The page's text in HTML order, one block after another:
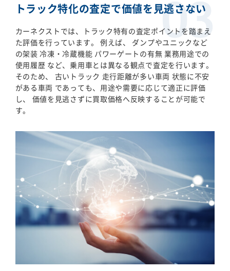
トラック特化の査定で価値を見逃さない
カーネクストでは、トラック特有の査定ポイントを踏まえ
た評価を行っています。 例えば、 ダンプやユニックなど
の架装 冷凍・冷蔵機能 パワーゲートの有無 業務用途での
使用履歴 など、乗用車とは異なる観点で査定を行います。
そのため、 古いトラック 走行距離が多い車両 状態に不安
がある車両 であっても、用途や需要に応じて適正に評価
し、 価値を見逃さずに買取価格へ反映することが可能で
す。